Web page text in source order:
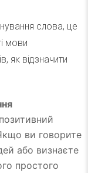
слова, це
мови
як відзначити
ви говорите
або визнаєте
простого